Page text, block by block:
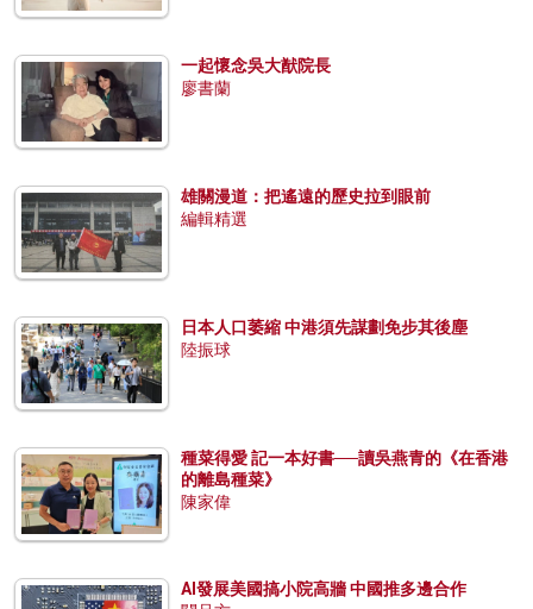
一起懷念吳大猷院長
廖書蘭
雄關漫道：把遙遠的歷史拉到眼前
編輯精選
日本人口萎縮 中港須先謀劃免步其後塵
陸振球
種菜得愛 記一本好書──讀吳燕青的《在香港
的離島種菜》
陳家偉
AI發展美國搞小院高牆 中國推多邊合作